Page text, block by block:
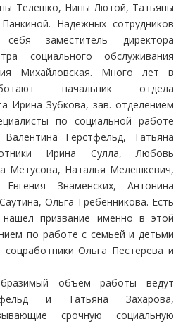
Телешко, Нины Лютой, Татьяны
Надежных сотрудников
заместитель директора
социального обслуживания
Михайловская. Много лет в
начальник отдела
Ирина Зубкова, зав. отделением
по социальной работе
Герстфельд, Татьяна
Ирина Сулла, Любовь
Метусова, Наталья Мелешкевич,
Знаменских, Антонина
Ольга Гребенникова. Есть
призвание именно в этой
по работе с семьей и детьми
Ольга Пестерева и
объем работы ведут
и Татьяна Захарова,
срочную социальную